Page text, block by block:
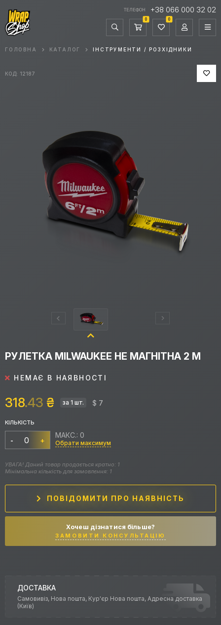
ТЕЛЕФОН +38 066 000 32 02
0 0
ГОЛОВНА КАТАЛОГ ІНСТРУМЕНТИ / РОЗХІДНИКИ
РУЛЕТКА MILWAUKEE НЕ МАГНІТНА 2 М
НЕМАЄ В НАЯВНОСТІ
318.43 ₴ за 1 шт. $ 7
КІЛЬКІСТЬ
- +
МАКС.: 0
Обрати максимум
УВАГА! Даний товар продається кратно: 1
Мінімальна кількість для замовлення: 1
ПОВІДОМИТИ ПРО НАЯВНІСТЬ
Хочеш дізнатися більше?
ЗАМОВИТИ КОНСУЛЬТАЦІЮ
ДОСТАВКА
Самовивіз, Нова пошта, Кур'єр Нова пошта, Адресна доставка
(Київ)
КОД: 12187